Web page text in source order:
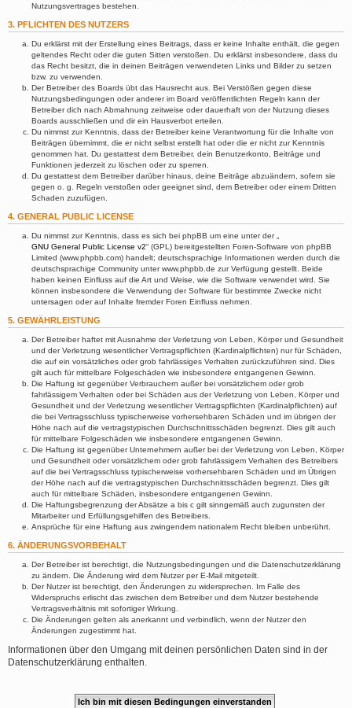
Nutzungsvertrages bestehen.
3. PFLICHTEN DES NUTZERS
Du erklärst mit der Erstellung eines Beitrags, dass er keine Inhalte enthält, die gegen
geltendes Recht oder die guten Sitten verstoßen. Du erklärst insbesondere, dass du
das Recht besitzt, die in deinen Beiträgen verwendeten Links und Bilder zu setzen
bzw. zu verwenden.
Der Betreiber des Boards übt das Hausrecht aus. Bei Verstößen gegen diese
Nutzungsbedingungen oder anderer im Board veröffentlichten Regeln kann der
Betreiber dich nach Abmahnung zeitweise oder dauerhaft von der Nutzung dieses
Boards ausschließen und dir ein Hausverbot erteilen.
Du nimmst zur Kenntnis, dass der Betreiber keine Verantwortung für die Inhalte von
Beiträgen übernimmt, die er nicht selbst erstellt hat oder die er nicht zur Kenntnis
genommen hat. Du gestattest dem Betreiber, dein Benutzerkonto, Beiträge und
Funktionen jederzeit zu löschen oder zu sperren.
Du gestattest dem Betreiber darüber hinaus, deine Beiträge abzuändern, sofern sie
gegen o. g. Regeln verstoßen oder geeignet sind, dem Betreiber oder einem Dritten
Schaden zuzufügen.
4. GENERAL PUBLIC LICENSE
Du nimmst zur Kenntnis, dass es sich bei phpBB um eine unter der „
GNU General Public License v2“ (GPL) bereitgestellten Foren-Software von phpBB
Limited (www.phpbb.com) handelt; deutschsprachige Informationen werden durch die
deutschsprachige Community unter www.phpbb.de zur Verfügung gestellt. Beide
haben keinen Einfluss auf die Art und Weise, wie die Software verwendet wird. Sie
können insbesondere die Verwendung der Software für bestimmte Zwecke nicht
untersagen oder auf Inhalte fremder Foren Einfluss nehmen.
5. GEWÄHRLEISTUNG
Der Betreiber haftet mit Ausnahme der Verletzung von Leben, Körper und Gesundheit
und der Verletzung wesentlicher Vertragspflichten (Kardinalpflichten) nur für Schäden,
die auf ein vorsätzliches oder grob fahrlässiges Verhalten zurückzuführen sind. Dies
gilt auch für mittelbare Folgeschäden wie insbesondere entgangenen Gewinn.
Die Haftung ist gegenüber Verbrauchern außer bei vorsätzlichem oder grob
fahrlässigem Verhalten oder bei Schäden aus der Verletzung von Leben, Körper und
Gesundheit und der Verletzung wesentlicher Vertragspflichten (Kardinalpflichten) auf
die bei Vertragsschluss typischerweise vorhersehbaren Schäden und im übrigen der
Höhe nach auf die vertragstypischen Durchschnittsschäden begrenzt. Dies gilt auch
für mittelbare Folgeschäden wie insbesondere entgangenen Gewinn.
Die Haftung ist gegenüber Unternehmern außer bei der Verletzung von Leben, Körper
und Gesundheit oder vorsätzlichem oder grob fahrlässigem Verhalten des Betreibers
auf die bei Vertragsschluss typischerweise vorhersehbaren Schäden und im Übrigen
der Höhe nach auf die vertragstypischen Durchschnittsschäden begrenzt. Dies gilt
auch für mittelbare Schäden, insbesondere entgangenen Gewinn.
Die Haftungsbegrenzung der Absätze a bis c gilt sinngemäß auch zugunsten der
Mitarbeiter und Erfüllungsgehilfen des Betreibers.
Ansprüche für eine Haftung aus zwingendem nationalem Recht bleiben unberührt.
6. ÄNDERUNGSVORBEHALT
Der Betreiber ist berechtigt, die Nutzungsbedingungen und die Datenschutzerklärung
zu ändern. Die Änderung wird dem Nutzer per E-Mail mitgeteilt.
Der Nutzer ist berechtigt, den Änderungen zu widersprechen. Im Falle des
Widerspruchs erlischt das zwischen dem Betreiber und dem Nutzer bestehende
Vertragsverhältnis mit sofortiger Wirkung.
Die Änderungen gelten als anerkannt und verbindlich, wenn der Nutzer den
Änderungen zugestimmt hat.
Informationen über den Umgang mit deinen persönlichen Daten sind in der
Datenschutzerklärung enthalten.